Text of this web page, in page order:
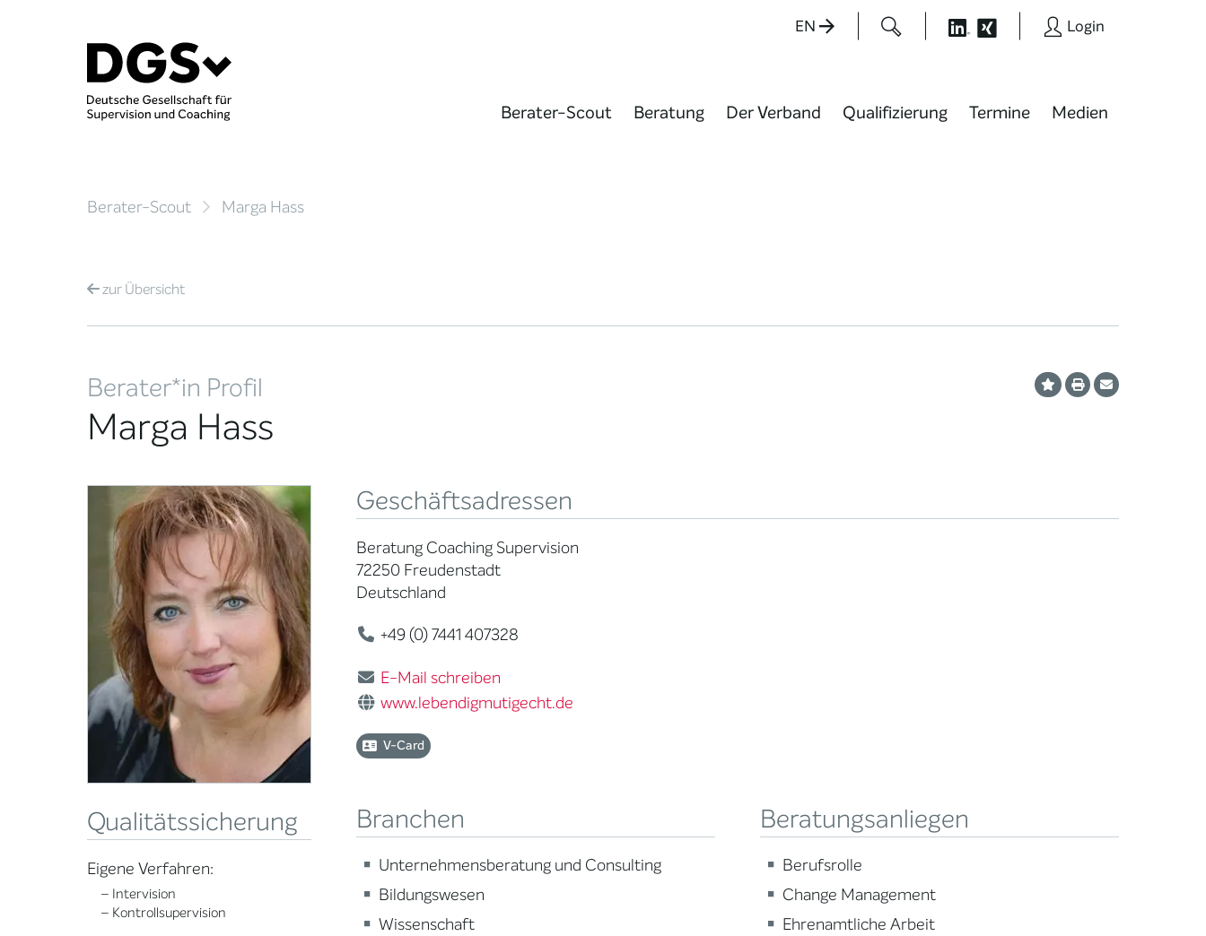
EN Login
Berater-Scout Beratung Der Verband Qualifizierung Termine Medien
Berater-Scout Marga Hass
zurÜbersicht
Berater*in Profil
Marga Hass
Qualitätssicherung
Eigene Verfahren:
– Intervision
– Kontrollsupervision
Geschäftsadressen
Beratung Coaching Supervision
72250 Freudenstadt
Deutschland
+49 (0) 7441 407328
E-Mail schreiben
www.lebendigmutigecht.de
V-Card
Branchen
Unternehmensberatung und Consulting
Bildungswesen
Wissenschaft
Beratungsanliegen
Berufsrolle
Change Management
Ehrenamtliche Arbeit